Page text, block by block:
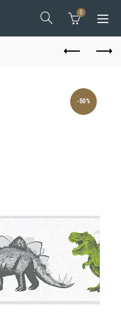
0
-50%